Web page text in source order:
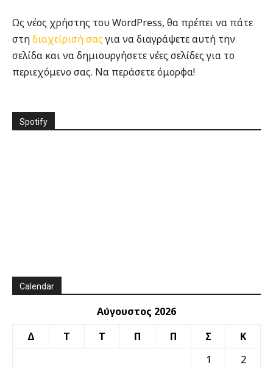
Ως νέος χρήστης του WordPress, θα πρέπει να πάτε
στηδιαχείρισή σαςγια να διαγράψετε αυτή την
σελίδα και να δημιουργήσετε νέες σελίδες για το
περιεχόμενο σας. Να περάσετε όμορφα!
Spotify
Calendar
Αύγουστος 2026
Δ
Τ Τ Π Π Σ
Κ
1
2